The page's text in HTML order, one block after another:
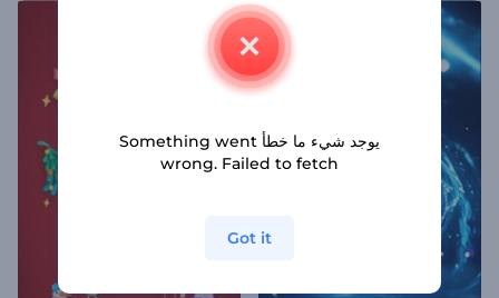
يوجد شيء ما خطأ Something went
wrong. Failed to fetch
Got it